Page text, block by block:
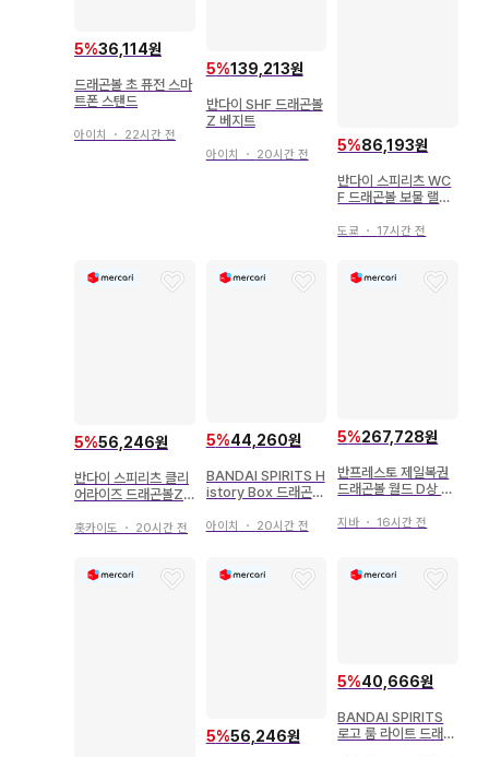
5%36,114원
드래곤볼 초 퓨전 스마
트폰 스탠드
아이치 ・ 22시간 전
5%139,213원
반다이 SHF 드래곤볼
Z 베지트
아이치 ・ 20시간 전
5%86,193원
반다이 스피리츠 WC
F 드래곤볼 보물 랠리
도쿄 ・ 17시간 전
5%56,246원
반다이 스피리츠 클리
어라이즈 드래곤볼Z
홋카이도 ・ 20시간 전
5%44,260원
BANDAI SPIRITS H
istory Box 드래곤볼
아이치 ・ 20시간 전
5%267,728원
반프레스토 제일복권
드래곤볼 월드 D상 소
지바 ・ 16시간 전
5%56,246원
5%40,666원
BANDAI SPIRITS
로고 룸 라이트 드래곤